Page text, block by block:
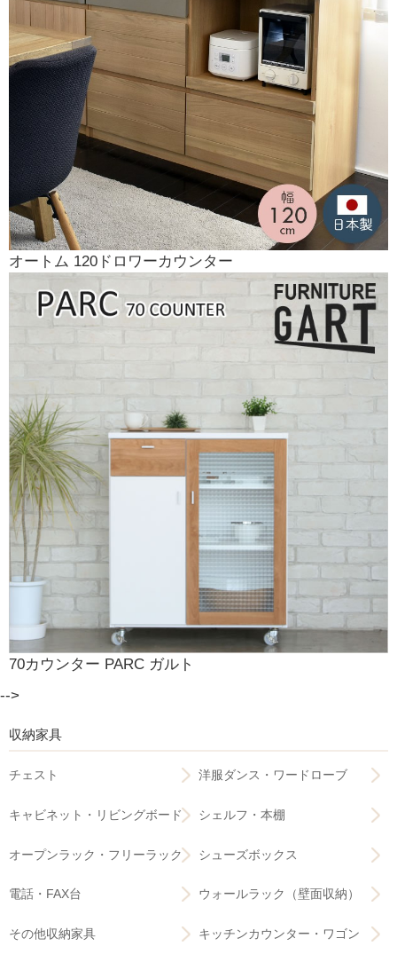
オートム 120ドロワーカウンター
70カウンター PARC ガルト
-->
収納家具
チェスト 洋服ダンス・ワードローブ
キャビネット・リビングボード シェルフ・本棚
オープンラック・フリーラック シューズボックス
電話・FAX台 ウォールラック（壁面収納）
その他収納家具 キッチンカウンター・ワゴン